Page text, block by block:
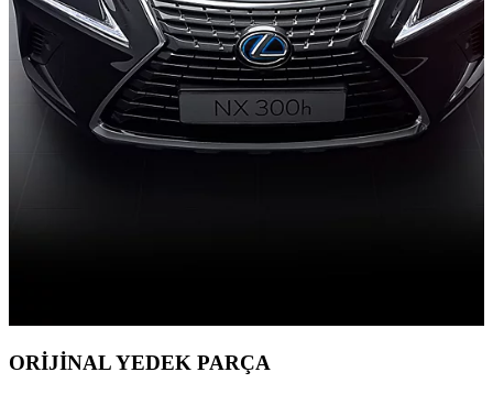
ORİJİNAL YEDEK PARÇA​